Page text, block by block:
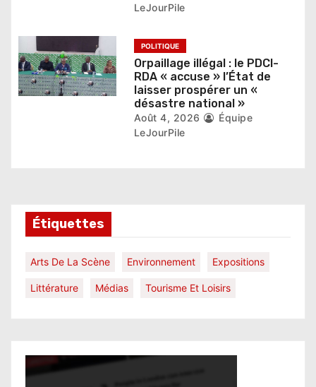
LeJourPile
POLITIQUE
Orpaillage illégal : le PDCI-
RDA « accuse » l’État de
laisser prospérer un «
désastre national »
Août 4, 2026
Équipe
LeJourPile
Étiquettes
Arts De La Scène Environnement Expositions
Littérature Médias Tourisme Et Loisirs